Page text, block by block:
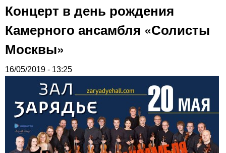
Концерт в день рождения
Камерного ансамбля «Солисты
Москвы»
16/05/2019 - 13:25